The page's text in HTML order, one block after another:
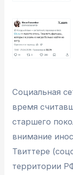
Социальная
время
старшего
внимание
Твиттере
территории